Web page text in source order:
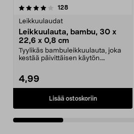
128arvostelut
Leikkuulaudat
Leikkuulauta, bambu, 30 x
22,6 x 0,8 cm
Tyylikäs bambuleikkuulauta, joka
kestää päivittäisen käytön.
4,99
Lisää ostoskoriin
5.0 viidestä